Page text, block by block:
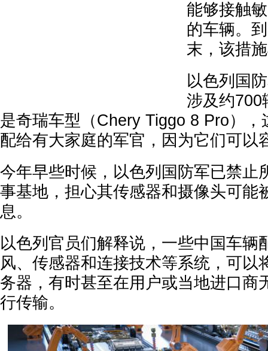
能够接触
的车辆。
末，该措
以色列国
涉及约700
是奇瑞车型（Chery Tiggo 8 Pro），
配给有大家庭的军官，因为它们可以
今年早些时候，以色列国防军已禁止
事基地，担心其传感器和摄像头可能
息。
以色列官员们解释说，一些中国车辆
风、传感器和连接技术等系统，可以
务器，有时甚至在用户或当地进口商
行传输。